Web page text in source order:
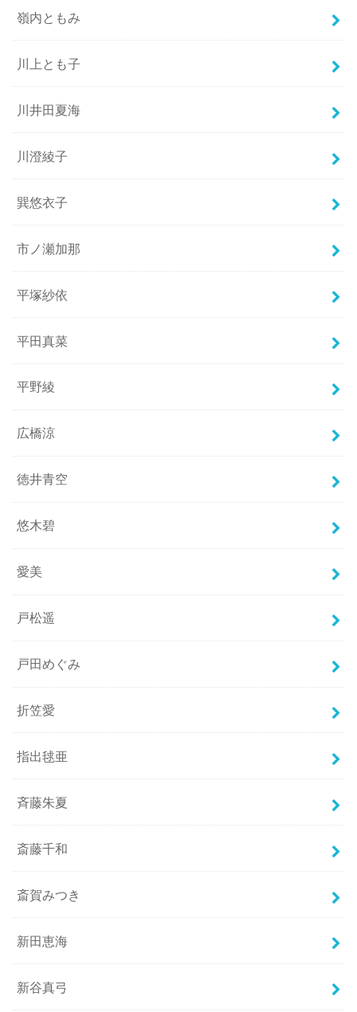
嶺内ともみ
川上とも子
川井田夏海
川澄綾子
巽悠衣子
市ノ瀬加那
平塚紗依
平田真菜
平野綾
広橋涼
徳井青空
悠木碧
愛美
戸松遥
戸田めぐみ
折笠愛
指出毬亜
斉藤朱夏
斎藤千和
斎賀みつき
新田恵海
新谷真弓